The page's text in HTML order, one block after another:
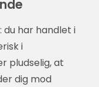
du har handlet i
i
pludselig, at
dig mod